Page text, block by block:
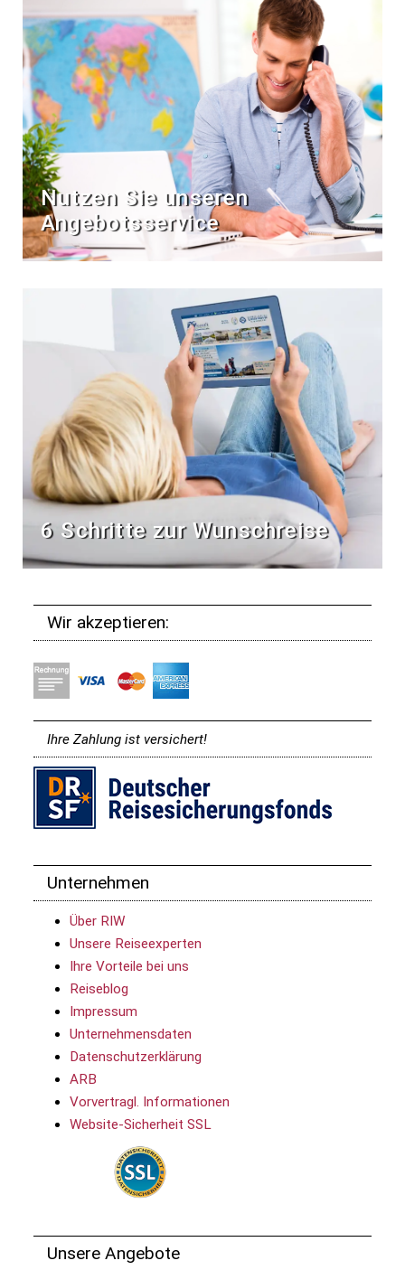
Nutzen Sie unseren
Angebotsservice
6 Schritte zur Wunschreise
Wir akzeptieren:
Ihre Zahlung ist versichert!
Unternehmen
Über RIW
Unsere Reiseexperten
Ihre Vorteile bei uns
Reiseblog
Impressum
Unternehmensdaten
Datenschutzerklärung
ARB
Vorvertragl. Informationen
Website-Sicherheit SSL
Unsere Angebote